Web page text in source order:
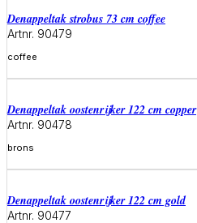
denappeltak strobus 73 cm coffee
Artnr. 90479
coffee
denappeltak oostenrijker 122 cm copper
Artnr. 90478
brons
denappeltak oostenrijker 122 cm gold
Artnr. 90477